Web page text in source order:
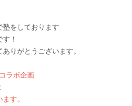
塾をしております
！
りがとうございます。
ラボ企画
す。